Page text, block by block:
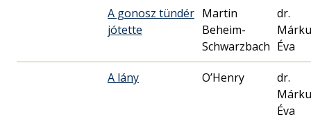
A gonosz tündér
jótette
Martin
Beheim-
Schwarzbach
dr.
Éva
A lány O’Henry
dr.
Éva